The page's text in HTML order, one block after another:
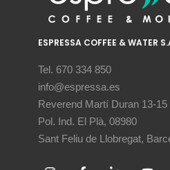
ESPRESSA COFFEE & WATER
Tel. 670 334 850
info@espressa.es
Reverend Martí Duran 13-15
Pol. Ind. El Plà, 08980
Sant Feliu de Llobregat,